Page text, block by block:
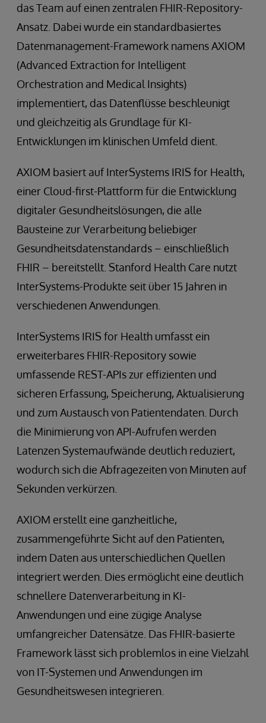
das Team auf einen zentralen FHIR-Repository-
Ansatz. Dabei wurde ein standardbasiertes
Datenmanagement-Framework namens AXIOM
(Advanced Extraction for Intelligent
Orchestration and Medical Insights)
implementiert, das Datenflüsse beschleunigt
und gleichzeitig als Grundlage für KI-
Entwicklungen im klinischen Umfeld dient.
AXIOM basiert auf InterSystems IRIS for Health,
einer Cloud-first-Plattform für die Entwicklung
digitaler Gesundheitslösungen, die alle
Bausteine zur Verarbeitung beliebiger
Gesundheitsdatenstandards – einschließlich
FHIR – bereitstellt. Stanford Health Care nutzt
InterSystems-Produkte seit über 15 Jahren in
verschiedenen Anwendungen.
InterSystems IRIS for Health umfasst ein
erweiterbares FHIR-Repository sowie
umfassende REST-APIs zur effizienten und
sicheren Erfassung, Speicherung, Aktualisierung
und zum Austausch von Patientendaten. Durch
die Minimierung von API-Aufrufen werden
Latenzen Systemaufwände deutlich reduziert,
wodurch sich die Abfragezeiten von Minuten auf
Sekunden verkürzen.
AXIOM erstellt eine ganzheitliche,
zusammengeführte Sicht auf den Patienten,
indem Daten aus unterschiedlichen Quellen
integriert werden. Dies ermöglicht eine deutlich
schnellere Datenverarbeitung in KI-
Anwendungen und eine zügige Analyse
umfangreicher Datensätze. Das FHIR-basierte
Framework lässt sich problemlos in eine Vielzahl
von IT-Systemen und Anwendungen im
Gesundheitswesen integrieren.